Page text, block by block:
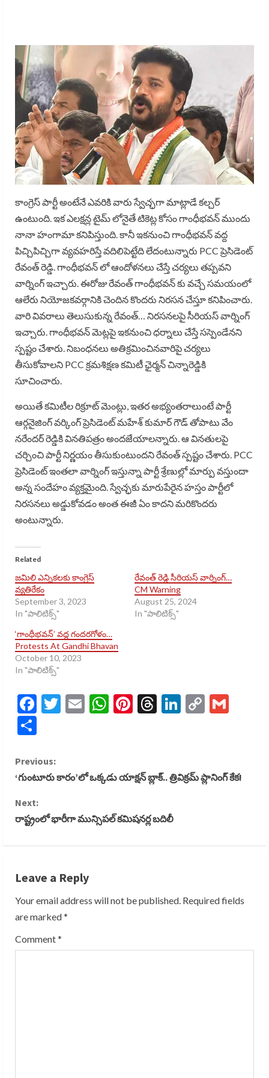
కాంగ్రెస్ పార్టీ అంటేనే ఎవరికి వారు స్వేచ్ఛగా మాట్లాడే కల్చర్
ఉంటుంది. ఇక ఎలక్షన్ల టైమ్ లోనైతే టికెట్ల కోసం గాంధీభవన్ ముందు
నానా హంగామా కనిపిస్తుంది. కానీ ఇకనుంచి గాంధీభవన్ వద్ద
పిచ్చిపిచ్చిగా వ్యవహరిస్తే వదిలిపెట్టేది లేదంటున్నారు PCC ప్రెసిడెంట్
రేవంత్ రెడ్డి. గాంధీభవన్ లో ఆందోళనలు చేస్తే చర్యలు తప్పవని
వార్నింగ్ ఇచ్చారు. ఈరోజు రేవంత్ గాంధీభవన్ కు వచ్చే సమయంలో
ఆలేరు నియోజకవర్గానికి చెందిన కొందరు నిరసన చేస్తూ కనిపించారు.
వారి వివరాలు తెలుసుకున్న రేవంత్… నిరసనలపై సీరియస్ వార్నింగ్
ఇచ్చారు. గాంధీభవన్ మెట్లపై ఇకనుంచి ధర్నాలు చేస్తే సస్పెండేనని
స్పష్టం చేశారు. నిబంధనలు అతిక్రమించినవారిపై చర్యలు
తీసుకోవాలని PCC క్రమశిక్షణ కమిటీ ఛైర్మన్ చిన్నారెడ్డికి
సూచించారు.
అయితే కమిటీల రిక్రూట్ మెంట్లు, ఇతర అభ్యంతరాలుంటే పార్టీ
ఆర్గనైజింగ్ వర్కింగ్ ప్రెసిడెంట్ మహేశ్ కుమార్ గౌడ్ తోపాటు వేం
నరేందర్ రెడ్డికి వినతిపత్రం అందజేయాలన్నారు. ఆ వినతులపై
చర్చించి పార్టీ నిర్ణయం తీసుకుంటుందని రేవంత్ స్పష్టం చేశారు. PCC
ప్రెసిడెంట్ ఇంతలా వార్నింగ్ ఇస్తున్నా పార్టీ శ్రేణుల్లో మార్పు వస్తుందా
అన్న సందేహం వ్యక్తమైంది. స్వేచ్ఛకు మారుపేరైన హస్తం పార్టీలో
నిరసనలు అడ్డుకోవడం అంత ఈజీ ఏం కాదని మరికొందరు
అంటున్నారు.
Related
జమిలి ఎన్నికలకు కాంగ్రెస్
వ్యతిరేకం
September 3, 2023
In "పాలిటిక్స్​"
రేవంత్ రెడ్డి సీరియస్ వార్నింగ్…
CM Warning
August 25, 2024
In "పాలిటిక్స్​"
‘గాంధీభవన్’ వద్ద గందరగోళం…
Protests At Gandhi Bhavan
October 10, 2023
In "పాలిటిక్స్​"
Facebook
Twitter
EmailWhatsApp
Pinterest
Threads
LinkedIn
Copy
C
n
n
u
e
Previous:
‘గుంటూరు కారం’లో ఒక్కడు యాక్షన్ బ్లాక్.. త్రివిక్రమ్ ప్లానింగ్ కేక!
Next:
రాష్ట్రంలో భారీగా మున్సిపల్ కమిషనర్ల బదిలీ
Leave a Reply
Your email address will not be published. Required fields
are marked*
Comment*